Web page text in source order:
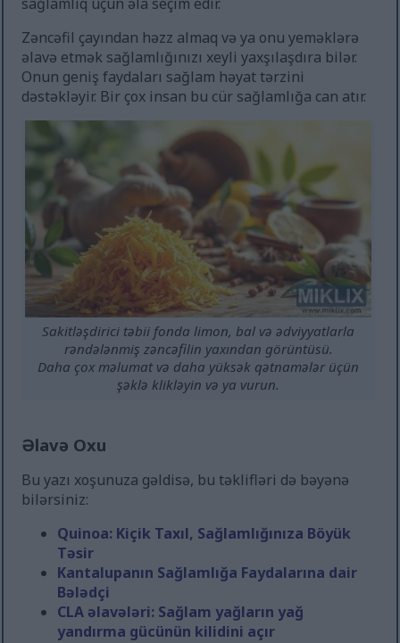
Zəncəfil çayından həzz almaq və ya onu yeməklərə
əlavə etmək sağlamlığınızı xeyli yaxşılaşdıra bilər.
Onun geniş faydaları sağlam həyat tərzini
dəstəkləyir. Bir çox insan bu cür sağlamlığa can atır.
Sakitləşdirici təbii fonda limon, bal və ədviyyatlarla
rəndələnmiş zəncəfilin yaxından görüntüsü.
Daha çox məlumat və daha yüksək qətnamələr üçün
şəklə klikləyin və ya vurun.
Əlavə Oxu
Bu yazı xoşunuza gəldisə, bu təklifləri də bəyənə
bilərsiniz:
Quinoa: Kiçik Taxıl, Sağlamlığınıza Böyük
Təsir
Kantalupanın Sağlamlığa Faydalarına dair
Bələdçi
CLA əlavələri: Sağlam yağların yağ
yandırma gücünün kilidini açır